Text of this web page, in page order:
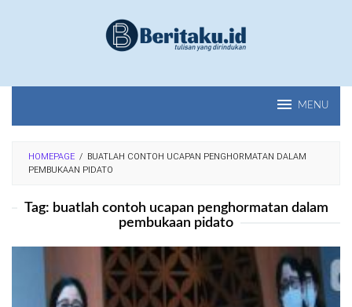
MENU
HOMEPAGE / BUATLAH CONTOH UCAPAN PENGHORMATAN DALAM
PEMBUKAAN PIDATO
Tag: buatlah contoh ucapan penghormatan dalam
pembukaan pidato